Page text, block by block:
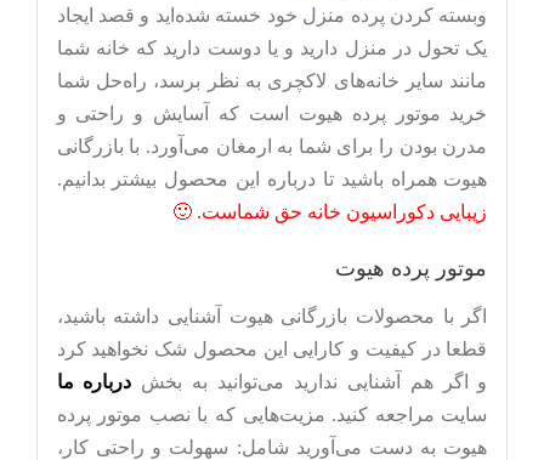
وبسته کردن پرده منزل خود خسته شده‌اید و قصد ایجاد
یک تحول در منزل دارید و یا دوست دارید که خانه شما
مانند سایر خانه‌های لاکچری به نظر برسد، راه‌حل شما
خرید موتور پرده هیوت است که آسایش و راحتی و
مدرن بودن را برای شما به ارمغان می‌آورد. با بازرگانی
هیوت همراه باشید تا درباره این محصول بیشتر بدانیم.
زیبایی دکوراسیون خانه حق شماست. 🙂
موتور پرده هیوت
اگر با محصولات بازرگانی هیوت آشنایی داشته باشید،
قطعا در کیفیت و کارایی این محصول شک نخواهید کرد
و اگر هم آشنایی ندارید می‌توانید به بخش درباره ما
سایت مراجعه کنید. مزیت‌هایی که با نصب موتور پرده
هیوت به دست می‌آورید شامل: سهولت و راحتی کار،